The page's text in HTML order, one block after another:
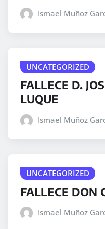
Ismael Muñoz
UNCATEGORIZED
FALLECE D.
LUQUE
Ismael Muñoz
UNCATEGORIZED
FALLECE DON
Ismael Muñoz